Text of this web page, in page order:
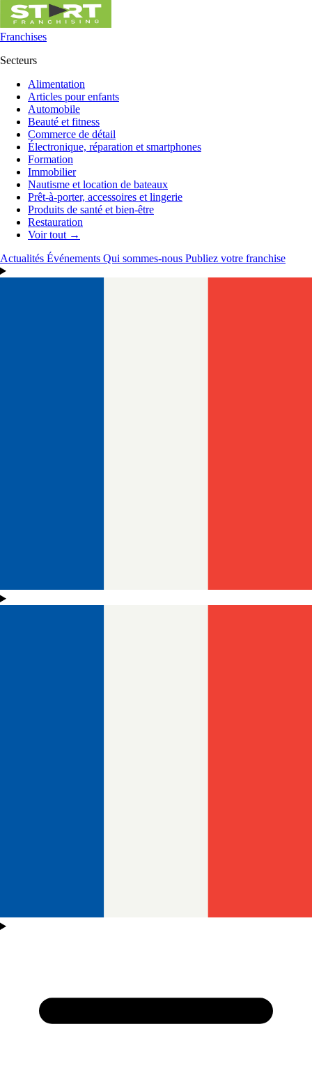
Franchises
Secteurs
Alimentation
Articles pour enfants
Automobile
Beauté et fitness
Commerce de détail
Électronique, réparation et smartphones
Formation
Immobilier
Nautisme et location de bateaux
Prêt-à-porter, accessoires et lingerie
Produits de santé et bien-être
Restauration
Voir tout →
Actualités Événements Qui sommes-nous Publiez votre franchise